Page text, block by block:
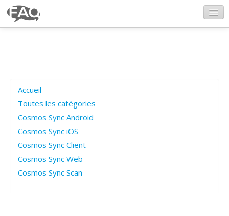
Poser une question
Questions ouvertes
Connexion
Accueil
Toutes les catégories
Cosmos Sync Android
Cosmos Sync iOS
Cosmos Sync Client
Cosmos Sync Web
Cosmos Sync Scan